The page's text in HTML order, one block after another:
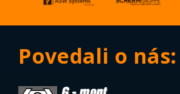
Povedali o nás: